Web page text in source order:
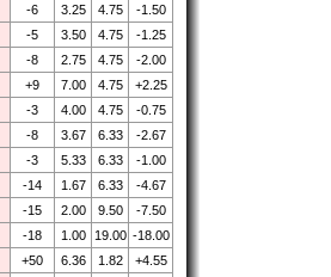
-6 3.25 4.75
-1.50
-5 3.50 4.75
-1.25
-8 2.75 4.75
-2.00
+9 7.00 4.75
+2.25
-3 4.00 4.75
-0.75
-8 3.67 6.33
-2.67
-3 5.33 6.33
-1.00
-14 1.67 6.33
-4.67
-15 2.00 9.50
-7.50
-18 1.00 19.00 -18.00
+50 6.36 1.82
+4.55